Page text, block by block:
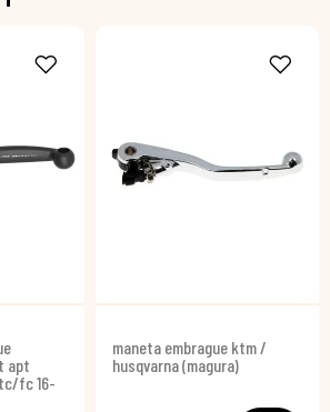
apt
fc 16-
maneta embrague ktm /
husqvarna (magura)